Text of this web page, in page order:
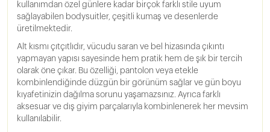
kullanımdan özel günlere kadar birçok farklı stile uyum
sağlayabilen bodysuitler, çeşitli kumaş ve desenlerde
üretilmektedir.
Alt kısmı çıtçıtlıdır, vücudu saran ve bel hizasında çıkıntı
yapmayan yapısı sayesinde hem pratik hem de şık bir tercih
olarak öne çıkar. Bu özelliği, pantolon veya etekle
kombinlendiğinde düzgün bir görünüm sağlar ve gün boyu
kıyafetinizin dağılma sorunu yaşamazsınız. Ayrıca farklı
aksesuar ve dış giyim parçalarıyla kombinlenerek her mevsim
kullanılabilir.